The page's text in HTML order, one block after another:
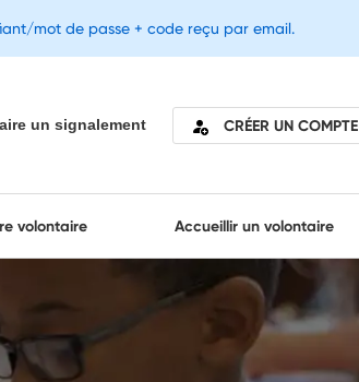
un signalement CRÉER UN COMPTE
volontaire Accueillir un volontaire
mot de passe + code reçu par email.